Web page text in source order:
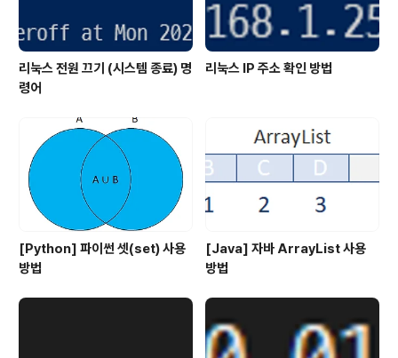
리눅스 전원 끄기 (시스템 종료) 명
령어
리눅스 IP 주소 확인 방법
[Python] 파이썬 셋(set) 사용
방법
[Java] 자바 ArrayList 사용
방법